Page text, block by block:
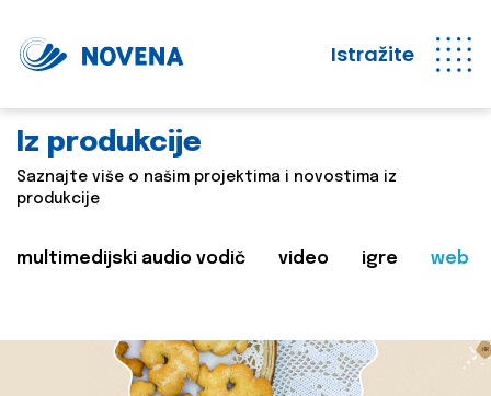
Istražite
Iz produkcije
Saznajte više o našim projektima i novostima iz
produkcije
multimedijski audio vodič video igre web